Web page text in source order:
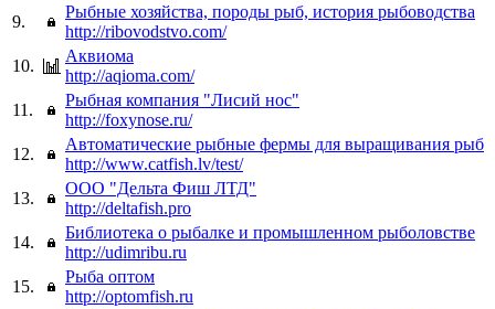
9.
Рыбные хозяйства, породы рыб, история рыбоводства
http://ribovodstvo.com/
10.
Аквиома
http://aqioma.com/
11.
Рыбная компания "Лисий нос"
http://foxynose.ru/
12.
Автоматические рыбные фермы для выращивания рыб
http://www.catfish.lv/test/
13.
ООО "Дельта Фиш ЛТД"
http://deltafish.pro
14.
Библиотека о рыбалке и промышленном рыболовстве
http://udimribu.ru
15.
Рыба оптом
http://optomfish.ru